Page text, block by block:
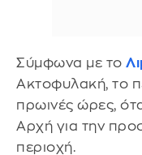
Σύμφωνα με το
Ακτοφυλακή, το
πρωινές ώρες,
Αρχή για την
περιοχή.